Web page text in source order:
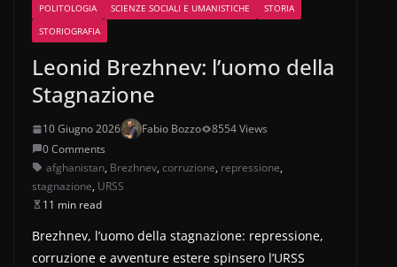
POLITOLOGIA SCIENZE SOCIALI E UMANISTICHE
STORIA
STORIOGRAFIA
Leonid Brezhnev: l’uomo della
Stagnazione
10 Giugno 2026 Fabio Bozzo
8554 Views
0 Comments
afghanistan, Brezhnev, corruzione, repressione,
stagnazione, URSS
11 min read
Brezhnev, l’uomo della stagnazione: repressione,
corruzione e avventure estere spinsero l’URSS